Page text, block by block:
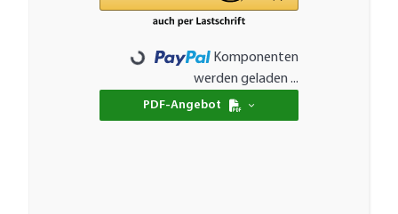
Loading...
Komponenten
werden geladen ...
PDF-Angebot